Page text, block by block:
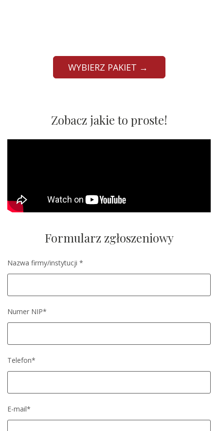
WYBIERZ PAKIET →
Zobacz jakie to proste!
Formularz zgłoszeniowy
Nazwa firmy/instytucji *
Numer NIP*
Telefon*
E-mail*